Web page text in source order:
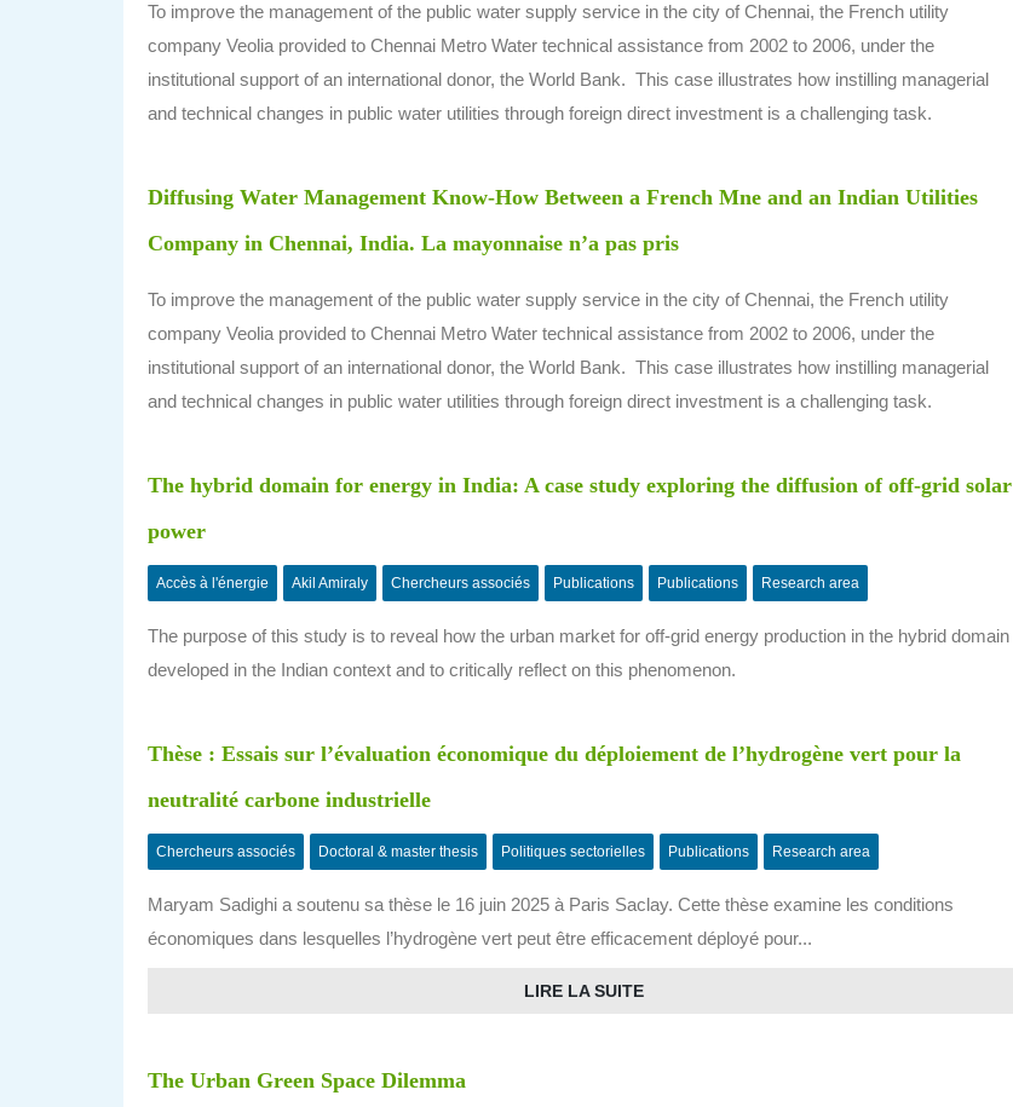
To improve the management of the public water supply service in the city of Chennai, the French utility
company Veolia provided to Chennai Metro Water technical assistance from 2002 to 2006, under the
institutional support of an international donor, the World Bank. This case illustrates how instilling managerial
and technical changes in public water utilities through foreign direct investment is a challenging task.
Diffusing Water Management Know-How Between a French Mne and an Indian Utilities
Company in Chennai, India. La mayonnaise n’a pas pris
To improve the management of the public water supply service in the city of Chennai, the French utility
company Veolia provided to Chennai Metro Water technical assistance from 2002 to 2006, under the
institutional support of an international donor, the World Bank. This case illustrates how instilling managerial
and technical changes in public water utilities through foreign direct investment is a challenging task.
The hybrid domain for energy in India: A case study exploring the diffusion of off-grid solar
power
Accès à l'énergie Akil Amiraly Chercheurs associés Publications Publications Research area
The purpose of this study is to reveal how the urban market for off-grid energy production in the hybrid domain
developed in the Indian context and to critically reflect on this phenomenon.
Thèse : Essais sur l’évaluation économique du déploiement de l’hydrogène vert pour la
neutralité carbone industrielle
Chercheurs associés Doctoral & master thesis Politiques sectorielles Publications Research area
Maryam Sadighi a soutenu sa thèse le 16 juin 2025 à Paris Saclay. Cette thèse examine les conditions
économiques dans lesquelles l’hydrogène vert peut être efficacement déployé pour...
LIRE LA SUITE
The Urban Green Space Dilemma